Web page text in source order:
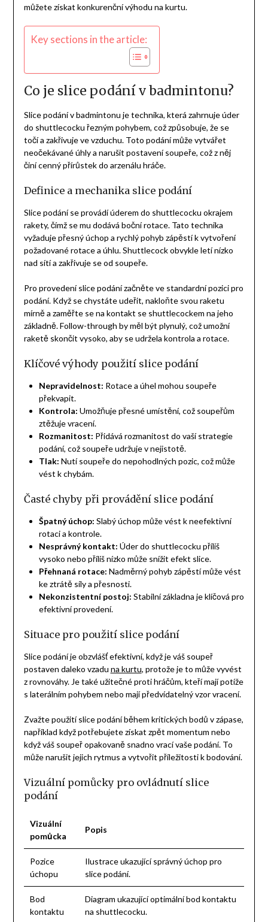
můžete získat konkurenční výhodu na kurtu.
Key sections in the article:
Co je slice podání v badmintonu?
Slice podání v badmintonu je technika, která zahrnuje úder
do shuttlecocku řezným pohybem, což způsobuje, že se
točí a zakřivuje ve vzduchu. Toto podání může vytvářet
neočekávané úhly a narušit postavení soupeře, což z něj
činí cenný přírůstek do arzenálu hráče.
Definice a mechanika slice podání
Slice podání se provádí úderem do shuttlecocku okrajem
rakety, čímž se mu dodává boční rotace. Tato technika
vyžaduje přesný úchop a rychlý pohyb zápěstí k vytvoření
požadované rotace a úhlu. Shuttlecock obvykle letí nízko
nad sítí a zakřivuje se od soupeře.
Pro provedení slice podání začněte ve standardní pozici pro
podání. Když se chystáte udeřit, nakloňte svou raketu
mírně a zaměřte se na kontakt se shuttlecockem na jeho
základně. Follow-through by měl být plynulý, což umožní
raketě skončit vysoko, aby se udržela kontrola a rotace.
Klíčové výhody použití slice podání
Nepravidelnost: Rotace a úhel mohou soupeře
překvapit.
Kontrola: Umožňuje přesné umístění, což soupeřům
ztěžuje vracení.
Rozmanitost: Přidává rozmanitost do vaší strategie
podání, což soupeře udržuje v nejistotě.
Tlak: Nutí soupeře do nepohodlných pozic, což může
vést k chybám.
Časté chyby při provádění slice podání
Špatný úchop: Slabý úchop může vést k neefektivní
rotaci a kontrole.
Nesprávný kontakt: Úder do shuttlecocku příliš
vysoko nebo příliš nízko může snížit efekt slice.
Přehnaná rotace: Nadměrný pohyb zápěstí může vést
ke ztrátě síly a přesnosti.
Nekonzistentní postoj: Stabilní základna je klíčová pro
efektivní provedení.
Situace pro použití slice podání
Slice podání je obzvlášť efektivní, když je váš soupeř
postaven daleko vzadu na kurtu, protože je to může vyvést
z rovnováhy. Je také užitečné proti hráčům, kteří mají potíže
s laterálním pohybem nebo mají předvídatelný vzor vracení.
Zvažte použití slice podání během kritických bodů v zápase,
například když potřebujete získat zpět momentum nebo
když váš soupeř opakovaně snadno vrací vaše podání. To
může narušit jejich rytmus a vytvořit příležitosti k bodování.
Vizuální pomůcky pro ovládnutí slice
podání
Vizuální
pomůcka
Popis
Pozice
úchopu
Ilustrace ukazující správný úchop pro
slice podání.
Bod
kontaktu
Diagram ukazující optimální bod kontaktu
na shuttlecocku.